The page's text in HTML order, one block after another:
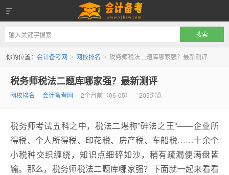
会计备考网
你的位置： 会计备考网 > 网校排名 > 税务师税法二题库哪家强？最新测评
税务师税法二题库哪家强？最新测评
网校排名 会计备考网 2个月前（06-05） 205浏览
税务师考试五科之中，税法二堪称”碎法之王”——企业所
得税、个人所得税、印花税、房产税、车船税……十余个
小税种交织缠绕，知识点细碎如沙，稍有疏漏便满盘皆
输。那么，税务师税法二题库哪家强？下面就一起来看看